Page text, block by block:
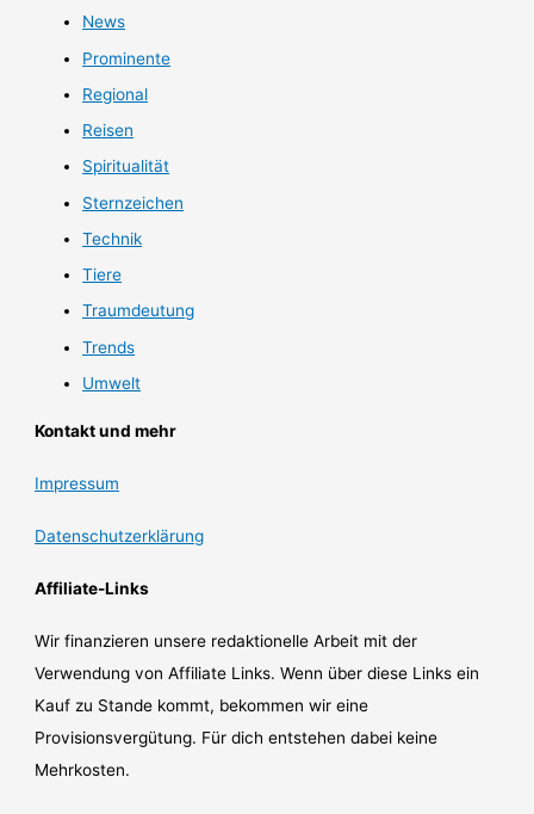
News
Prominente
Regional
Reisen
Spiritualität
Sternzeichen
Technik
Tiere
Traumdeutung
Trends
Umwelt
Kontakt und mehr
Impressum
Datenschutzerklärung
Affiliate-Links
Wir finanzieren unsere redaktionelle Arbeit mit der
Verwendung von Affiliate Links. Wenn über diese Links ein
Kauf zu Stande kommt, bekommen wir eine
Provisionsvergütung. Für dich entstehen dabei keine
Mehrkosten.